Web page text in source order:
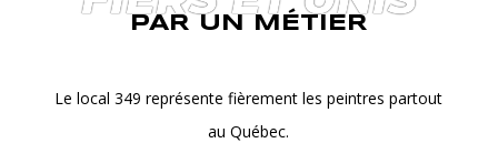
PAR UN MÉTIER
Le local 349 représente fièrement les peintres partout
au Québec.